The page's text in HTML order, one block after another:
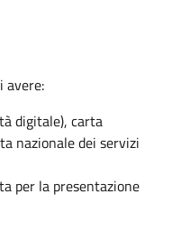
avere:
digitale), carta
nazionale dei servizi
per la presentazione